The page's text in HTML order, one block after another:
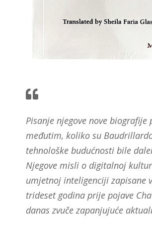
Pisanje njegove nove biografije
međutim, koliko su
tehnološke budućnosti bile
Njegove misli o digitalnoj
umjetnoj inteligenciji zapisane
trideset godina prije pojave
danas zvuče zapanjujuće